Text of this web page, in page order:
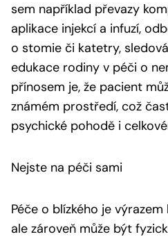
sem například převazy
aplikace injekcí a infuzí,
o stomie či katetry,
edukace rodiny v péči o
přínosem je, že pacient
známém prostředí, což
psychické pohodě i
Nejste na péči sami
Péče o blízkého je
ale zároveň může být